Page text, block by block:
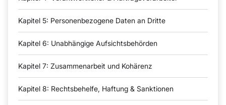
Kapitel 5: Personenbezogene Daten an Dritte
Kapitel 6: Unabhängige Aufsichtsbehörden
Kapitel 7: Zusammenarbeit und Kohärenz
Kapitel 8: Rechtsbehelfe, Haftung & Sanktionen